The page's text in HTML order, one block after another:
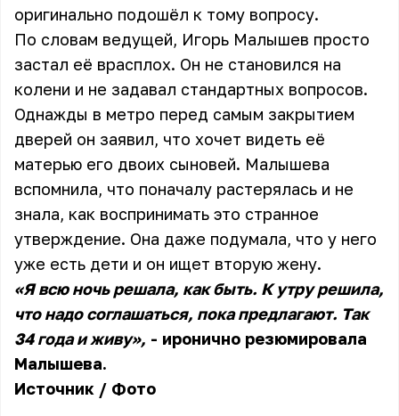
оригинально подошёл к тому вопросу.
По словам ведущей, Игорь Малышев просто
застал её врасплох. Он не становился на
колени и не задавал стандартных вопросов.
Однажды в метро перед самым закрытием
дверей он заявил, что хочет видеть её
матерью его двоих сыновей. Малышева
вспомнила, что поначалу растерялась и не
знала, как воспринимать это странное
утверждение. Она даже подумала, что у него
уже есть дети и он ищет вторую жену.
«Я всю ночь решала, как быть. К утру решила,
что надо соглашаться, пока предлагают. Так
34 года и живу», - иронично резюмировала
Малышева.
Источник / Фото